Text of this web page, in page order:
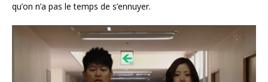
qu’on n’a pas le temps de s’ennuyer.